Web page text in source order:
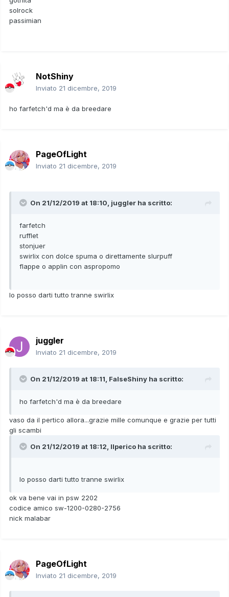
solrock
passimian
NotShiny
Inviato 21 dicembre, 2019
ho farfetch'd ma è da breedare
PageOfLight
Inviato 21 dicembre, 2019
On 21/12/2019 at 18:10, juggler ha scritto:
farfetch
rufflet
stonjuer
swirlix con dolce spuma o direttamente slurpuff
flappe o applin con aspropomo
Io posso darti tutto tranne swirlix
juggler
Inviato 21 dicembre, 2019
On 21/12/2019 at 18:11, FalseShiny ha scritto:
ho farfetch'd ma è da breedare
vaso da il pertico allora...grazie mille comunque e grazie per tutti
gli scambi
On 21/12/2019 at 18:12, Ilperico ha scritto:
Io posso darti tutto tranne swirlix
ok va bene vai in psw 2202
codice amico sw-1200-0280-2756
nick malabar
PageOfLight
Inviato 21 dicembre, 2019